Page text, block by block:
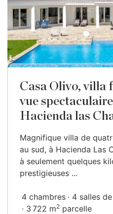
Casa Olivo, villa
vue
Hacienda las
Magnifique villa de
au sud, à Hacienda Las
à seulement quelques
prestigieuses ...
4 chambres 4 salles
3 722 m2 parcelle